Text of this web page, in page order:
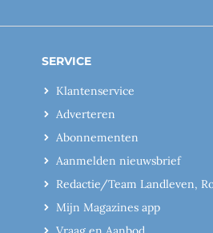
SERVICE
Klantenservice
Adverteren
Abonnementen
Aanmelden nieuwsbrief
Redactie/Team Landleven,
Mijn Magazines app